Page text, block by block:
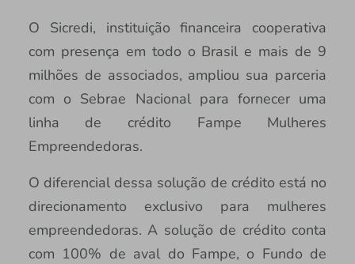
O Sicredi, instituição financeira cooperativa
com presença em todo o Brasil e mais de 9
milhões de associados, ampliou sua parceria
com o Sebrae Nacional para fornecer uma
linha de crédito Fampe Mulheres
Empreendedoras.
O diferencial dessa solução de crédito está no
direcionamento exclusivo para mulheres
empreendedoras. A solução de crédito conta
com 100% de aval do Fampe, o Fundo de